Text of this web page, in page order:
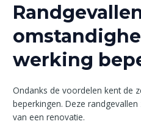
werking
Ondanks de voordelen kent de
beperkingen. Deze
van een renovatie.